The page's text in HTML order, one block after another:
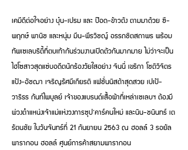
เคมีดีต่อใจอย่าง บุ๋น-เปรม และ ป๊อด-ข้าวตัง ตามมาด้วย ซี-
พฤกษ์ พานิช และหนุ่ม มีน-พีรวิชญ์ อรรถชิตสถาพร พร้อม
ทัพเซเลบริตี้ที่ตบเท้ากันร่วมงานเปิดตัวกันมากมาย ไม่ว่าจะเป็น
ไฮโซสาวสุดแซ่บอดีตนักร้องวัยใสอย่าง จินนี่ เขริกา โชติวิจิตร
แป้ง-อัชฌา เจริญรัศมีเกียรติ แฟชั่นนิสต้าสุดสวย เปเป้-
วาริธร กันท์ไพบูลย์ เจ้าของแบรนด์เสื้อผ้าที่เหล่าเซเลบฯ ต้องมี
พ่วงตำแหน่งเจ้าแม่แห่งวงการซุป’คาร์คนใหม่ และนิน-ชนินทร์ เต
รัตนชัย ในวันจันทร์ที่ 21 กันยายน 2563 ณ ฮอลล์ 3 รอยัล
พารากอน ฮอลล์ ศูนย์การค้าสยามพารากอน